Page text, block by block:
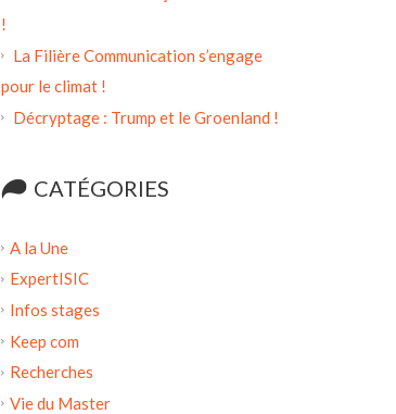
!
La Filière Communication s’engage
pour le climat !
Décryptage : Trump et le Groenland !
CATÉGORIES
A la Une
ExpertISIC
Infos stages
Keep com
Recherches
Vie du Master